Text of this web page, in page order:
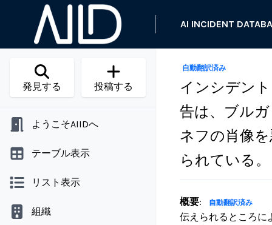
AI INCIDENT
発見する 投稿する
ようこそAIIDへ
テーブル表示
リスト表示
組織
自動翻訳済み
インシデン
告は、ブル
ネフの肖像
られている。
概要: 自動翻訳済み
伝えられるところに